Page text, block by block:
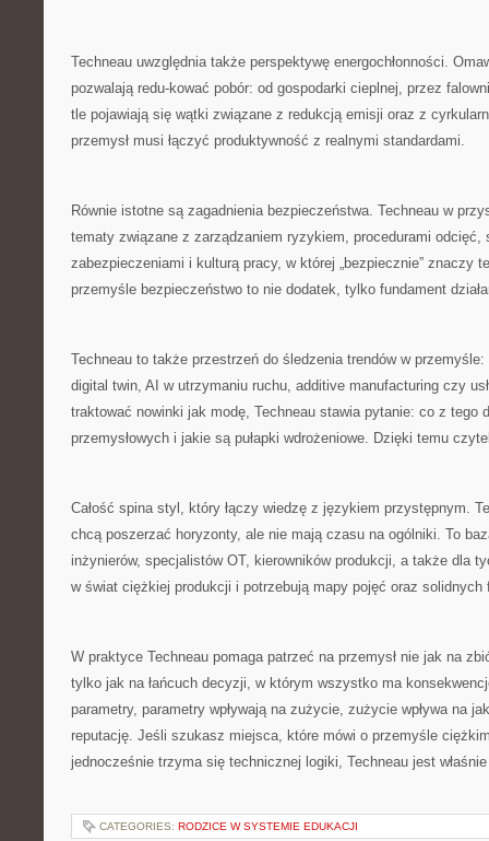
Techneau uwzględnia także perspektywę energochłonności.
pozwalają redu-kować pobór: od gospodarki cieplnej, przez
tle pojawiają się wątki związane z redukcją emisji oraz z
przemysł musi łączyć produktywność z realnymi standardami.
Równie istotne są zagadnienia bezpieczeństwa. Techneau w
tematy związane z zarządzaniem ryzykiem, procedurami odcięć,
zabezpieczeniami i kulturą pracy, w której „bezpiecznie” znaczy
przemyśle bezpieczeństwo to nie dodatek, tylko fundament
Techneau to także przestrzeń do śledzenia trendów w
digital twin, AI w utrzymaniu ruchu, additive manufacturing czy
traktować nowinki jak modę, Techneau stawia pytanie: co z tego
przemysłowych i jakie są pułapki wdrożeniowe. Dzięki temu
Całość spina styl, który łączy wiedzę z językiem przystępnym.
chcą poszerzać horyzonty, ale nie mają czasu na ogólniki. To
inżynierów, specjalistów OT, kierowników produkcji, a także dla
w świat ciężkiej produkcji i potrzebują mapy pojęć oraz solidnych
W praktyce Techneau pomaga patrzeć na przemysł nie jak na
tylko jak na łańcuch decyzji, w którym wszystko ma
parametry, parametry wpływają na zużycie, zużycie wpływa na
reputację. Jeśli szukasz miejsca, które mówi o przemyśle
jednocześnie trzyma się technicznej logiki, Techneau jest
CATEGORIES: RODZICE W SYSTEMIE EDUKACJI